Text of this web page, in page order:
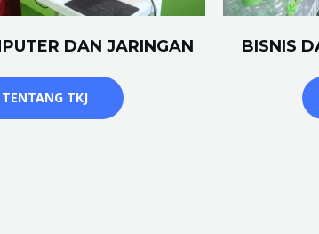
DAN JARINGAN
TENTANG TKJ
BISNIS